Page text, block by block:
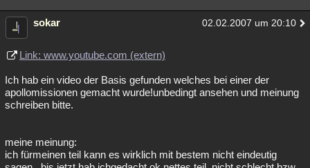
sokar 02.02.2007 um 20:10
Link: www.youtube.com (extern)
Ich hab ein video der Basis gefunden welches bei einer der
apollomissionen gemacht wurde!unbedingt ansehen und meinung
schreiben bitte.
meine meinung:
ich fürmeinen teil kann es wirklich mit bestem nicht eindeutig